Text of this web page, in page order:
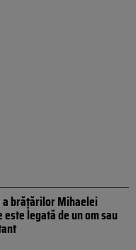
brățărilor Mihaelei
este legată de un om sau